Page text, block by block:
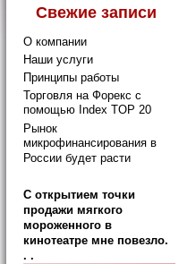
Свежие записи
О компании
Наши услуги
Принципы работы
Торговля на Форекс с
помощью Index TOP 20
Рынок
микрофинансирования в
России будет расти
C открытием точки
продажи мягкого
мороженного в
кинотеатре мне повезло.
. .